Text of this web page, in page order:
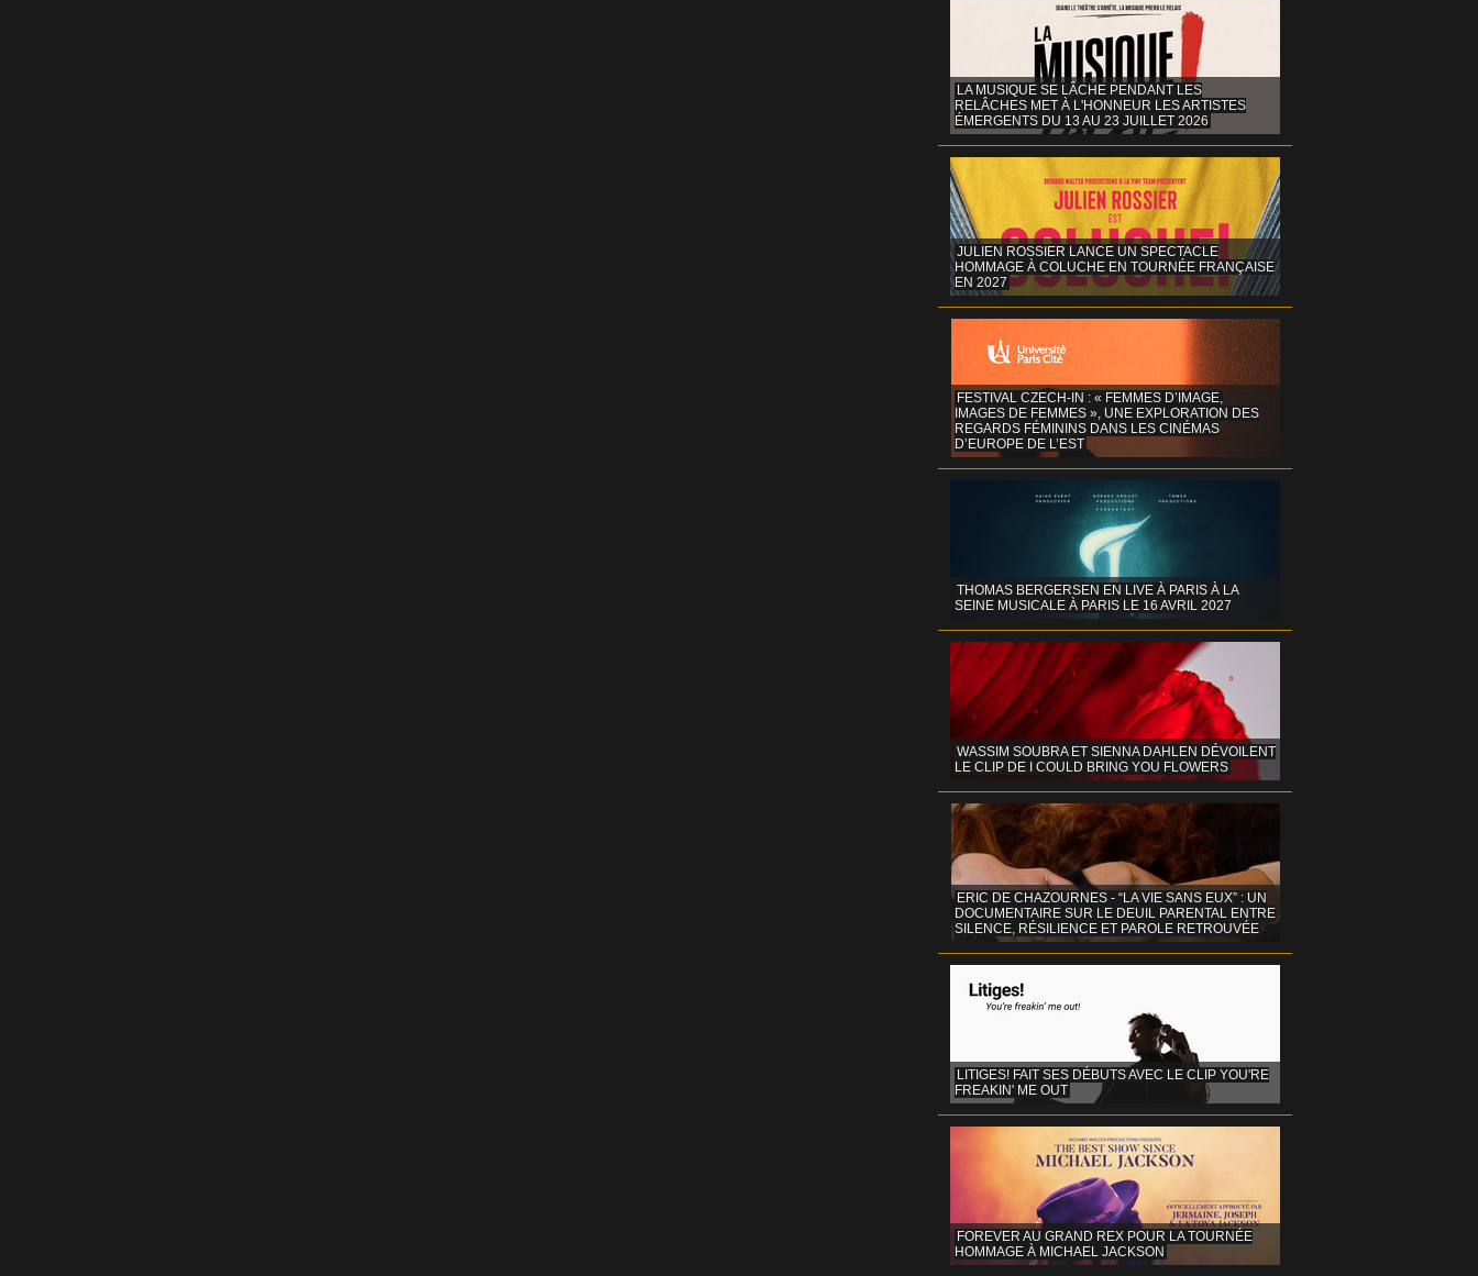
LA MUSIQUE SE LÂCHE PENDANT LES
RELÂCHES MET À L'HONNEUR LES ARTISTES
ÉMERGENTS DU 13 AU 23 JUILLET 2026
JULIEN ROSSIER LANCE UN SPECTACLE
HOMMAGE À COLUCHE EN TOURNÉE FRANÇAISE
EN 2027
FESTIVAL CZECH-IN : « FEMMES D’IMAGE,
IMAGES DE FEMMES », UNE EXPLORATION DES
REGARDS FÉMININS DANS LES CINÉMAS
D’EUROPE DE L’EST
THOMAS BERGERSEN EN LIVE À PARIS À LA
SEINE MUSICALE À PARIS LE 16 AVRIL 2027
WASSIM SOUBRA ET SIENNA DAHLEN DÉVOILENT
LE CLIP DE I COULD BRING YOU FLOWERS
ERIC DE CHAZOURNES - “LA VIE SANS EUX” : UN
DOCUMENTAIRE SUR LE DEUIL PARENTAL ENTRE
SILENCE, RÉSILIENCE ET PAROLE RETROUVÉE
LITIGES! FAIT SES DÉBUTS AVEC LE CLIP YOU'RE
FREAKIN' ME OUT
FOREVER AU GRAND REX POUR LA TOURNÉE
HOMMAGE À MICHAEL JACKSON